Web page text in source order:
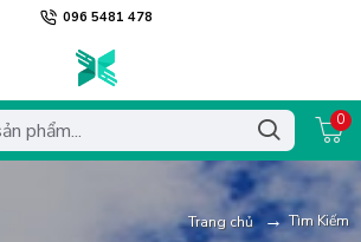
096 5481 478
0
Trang chủ Tìm Kiếm